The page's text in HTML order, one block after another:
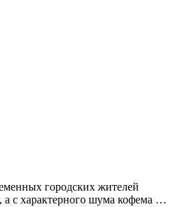
городских жителей
а с характерного шума кофема …